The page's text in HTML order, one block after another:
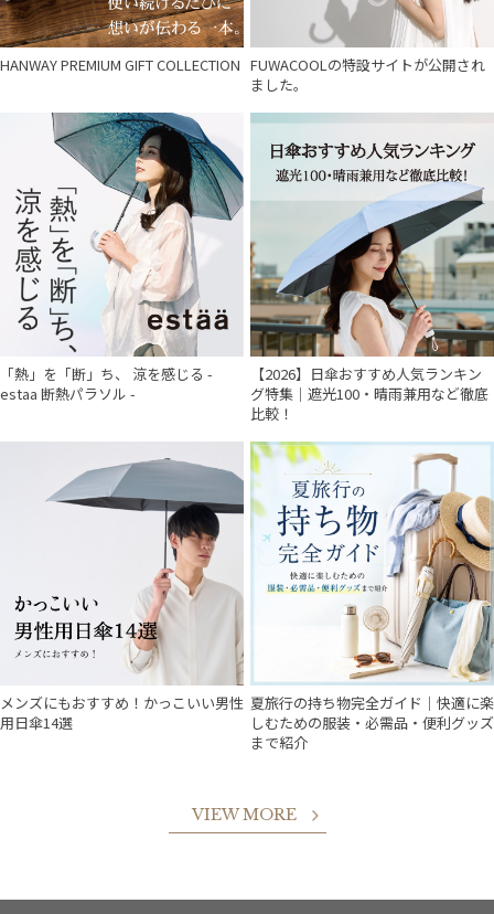
件
HANWAY PREMIUM GIFT COLLECTION FUWACOOLの特設サイトが公開され
ました。
「熱」を「断」ち、 涼を感じる -
estaa 断熱パラソル -
【2026】日傘おすすめ人気ランキン
グ特集｜遮光100・晴雨兼用など徹底
比較！
メンズにもおすすめ！かっこいい男性
用日傘14選
夏旅行の持ち物完全ガイド｜快適に楽
しむための服装・必需品・便利グッズ
まで紹介
VIEW MORE